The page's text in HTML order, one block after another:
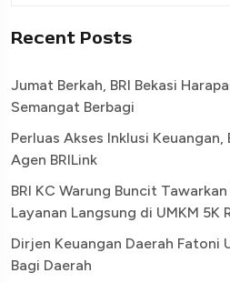
Recent Posts
Jumat Berkah, BRI Bekasi
Semangat Berbagi
Perluas Akses Inklusi Keuangan,
Agen BRILink
BRI KC Warung Buncit
Layanan Langsung di UMKM 5K
Dirjen Keuangan Daerah Fatoni
Bagi Daerah